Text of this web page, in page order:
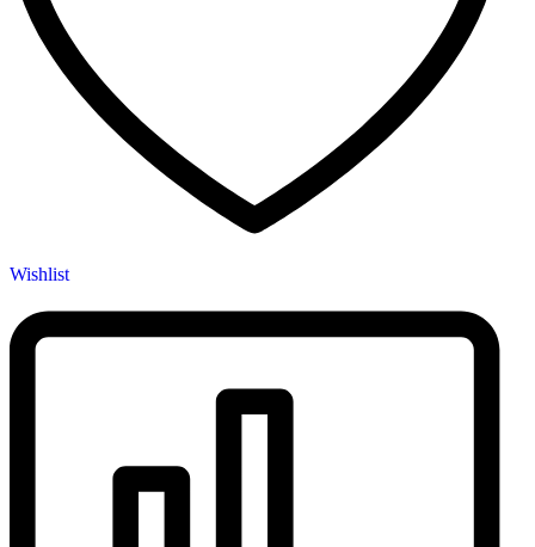
Wishlist